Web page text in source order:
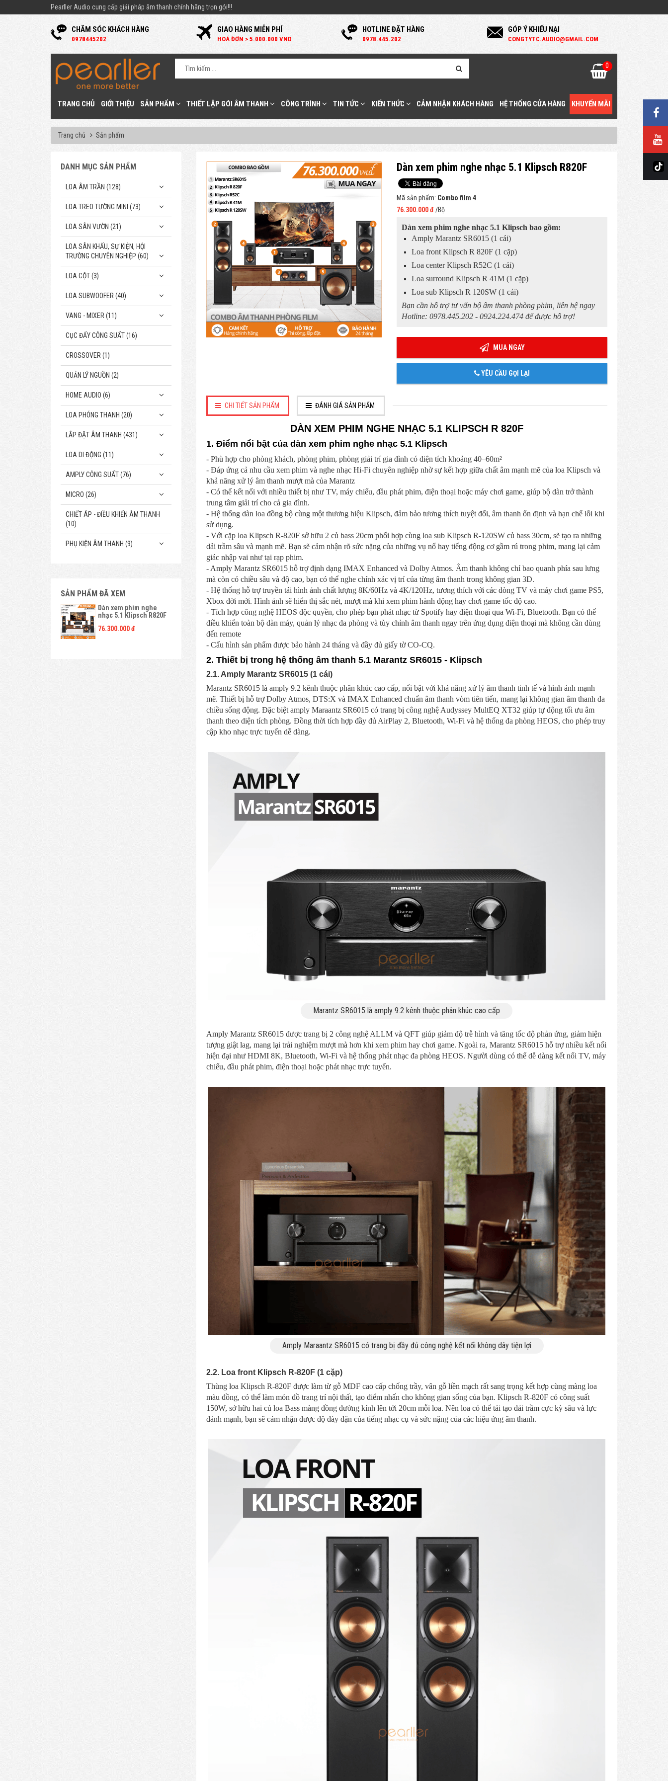
Pearller Audio cung cấp giải pháp âm thanh chính hãng trọn gói!!!
CHĂM SÓC KHÁCH HÀNG
0978445202
GIAO HÀNG MIỄN PHÍ
HOÁ ĐƠN > 5.000.000 VND
HOTLINE ĐẶT HÀNG
0978.445.202
GÓP Ý KHIẾU NẠI
CONGTYTC.AUDIO@GMAIL.COM
0
TRANG CHỦ GIỚI THIỆU SẢN PHẨM THIẾT LẬP GÓI ÂM THANH CÔNG TRÌNH TIN TỨC KIẾN THỨC CẢM NHẬN KHÁCH HÀNG HỆ THỐNG CỬA HÀNG KHUYẾN MÃI
Trang chủ Sản phẩm
Dàn xem phim nghe nhạc 5.1 Klipsch R820F
Mã sản phẩm: Combo film 4
76.300.000 đ /Bộ
Dàn xem phim nghe nhạc 5.1 Klipsch bao gồm:
Amply Marantz SR6015 (1 cái)
Loa front Klipsch R 820F (1 cặp)
Loa center Klipsch R52C (1 cái)
Loa surround Klipsch R 41M (1 cặp)
Loa sub Klipsch R 120SW (1 cái)
Bạn cần hỗ trợ tư vấn bộ âm thanh phòng phim, liên hệ ngay
Hotline: 0978.445.202 - 0924.224.474 để được hỗ trợ!
MUA NGAY
YÊU CẦU GỌI LẠI
CHI TIẾT SẢN PHẨM ĐÁNH GIÁ SẢN PHẨM
DÀN XEM PHIM NGHE NHẠC 5.1 KLIPSCH R 820F
1. Điểm nổi bật của dàn xem phim nghe nhạc 5.1 Klipsch
- Phù hợp cho phòng khách, phòng phim, phòng giải trí gia đình có diện tích khoảng 40–60m²
- Đáp ứng cả nhu cầu xem phim và nghe nhạc Hi-Fi chuyên nghiệp nhờ sự kết hợp giữa chất âm mạnh mẽ của loa Klipsch và
khả năng xử lý âm thanh mượt mà của Marantz
- Có thể kết nối với nhiều thiết bị như TV, máy chiếu, đầu phát phim, điện thoại hoặc máy chơi game, giúp bộ dàn trở thành
trung tâm giải trí cho cả gia đình.
- Hệ thống dàn loa đồng bộ cùng một thương hiệu Klipsch, đảm bảo tương thích tuyệt đối, âm thanh ổn định và hạn chế lỗi khi
sử dụng.
- Với cặp loa Klipsch R-820F sở hữu 2 củ bass 20cm phối hợp cùng loa sub Klipsch R-120SW củ bass 30cm, sẽ tạo ra những
dải trầm sâu và mạnh mẽ. Bạn sẽ cảm nhận rõ sức nặng của những vụ nổ hay tiếng động cơ gầm rú trong phim, mang lại cảm
giác nhập vai như tại rạp phim.
- Amply Marantz SR6015 hỗ trợ định dạng IMAX Enhanced và Dolby Atmos. Âm thanh không chỉ bao quanh phía sau lưng
mà còn có chiều sâu và độ cao, bạn có thể nghe chính xác vị trí của từng âm thanh trong không gian 3D.
- Hệ thống hỗ trợ truyền tải hình ảnh chất lượng 8K/60Hz và 4K/120Hz, tương thích với các dòng TV và máy chơi game PS5,
Xbox đời mới. Hình ảnh sẽ hiển thị sắc nét, mượt mà khi xem phim hành động hay chơi game tốc độ cao.
- Tích hợp công nghệ HEOS độc quyền, cho phép bạn phát nhạc từ Spotify hay điện thoại qua Wi-Fi, Bluetooth. Bạn có thể
điều khiển toàn bộ dàn máy, quản lý nhạc đa phòng và tùy chỉnh âm thanh ngay trên ứng dụng điện thoại mà không cần dùng
đến remote
- Cấu hình sản phẩm được bảo hành 24 tháng và đầy đủ giấy tờ CO-CQ.
2. Thiết bị trong hệ thống âm thanh 5.1 Marantz SR6015 - Klipsch
2.1. Amply Marantz SR6015 (1 cái)
Marantz SR6015 là amply 9.2 kênh thuộc phân khúc cao cấp, nổi bật với khả năng xử lý âm thanh tinh tế và hình ảnh mạnh
mẽ. Thiết bị hỗ trợ Dolby Atmos, DTS:X và IMAX Enhanced chuẩn âm thanh vòm tiên tiến, mang lại không gian âm thanh đa
chiều sống động. Đặc biệt amply Maraantz SR6015 có trang bị công nghệ Audyssey MultEQ XT32 giúp tự động tối ưu âm
thanh theo diện tích phòng. Đồng thời tích hợp đầy đủ AirPlay 2, Bluetooth, Wi-Fi và hệ thống đa phòng HEOS, cho phép truy
cập kho nhạc trực tuyến dễ dàng.
Marantz SR6015 là amply 9.2 kênh thuộc phân khúc cao cấp
Amply Marantz SR6015 được trang bị 2 công nghệ ALLM và QFT giúp giảm độ trễ hình và tăng tốc độ phản ứng, giảm hiện
tượng giật lag, mang lại trải nghiệm mượt mà hơn khi xem phim hay chơi game. Ngoài ra, Marantz SR6015 hỗ trợ nhiều kết nối
hiện đại như HDMI 8K, Bluetooth, Wi-Fi và hệ thống phát nhạc đa phòng HEOS. Người dùng có thể dễ dàng kết nối TV, máy
chiếu, đầu phát phim, điện thoại hoặc phát nhạc trực tuyến.
Amply Maraantz SR6015 có trang bị đầy đủ công nghệ kết nối không dây tiện lợi
2.2. Loa front Klipsch R-820F (1 cặp)
Thùng loa Klipsch R-820F được làm từ gỗ MDF cao cấp chống trầy, vân gỗ liền mạch rất sang trọng kết hợp cùng màng loa
màu đồng, có thể làm món đồ trang trí nội thất, tạo điểm nhấn cho không gian sống của bạn. Klipsch R-820F có công suất
150W, sở hữu hai củ loa Bass màng đồng đường kính lên tới 20cm mỗi loa. Nên loa có thể tái tạo dải trầm cực kỳ sâu và lực
đánh mạnh, bạn sẽ cảm nhận được độ dày dặn của tiếng nhạc cụ và sức nặng của các hiệu ứng âm thanh.
DANH MỤC SẢN PHẨM
LOA ÂM TRẦN (128)
LOA TREO TƯỜNG MINI (73)
LOA SÂN VƯỜN (21)
LOA SÂN KHẤU, SỰ KIỆN, HỘI
TRƯỜNG CHUYÊN NGHIỆP (60)
LOA CỘT (3)
LOA SUBWOOFER (40)
VANG - MIXER (11)
CỤC ĐẨY CÔNG SUẤT (16)
CROSSOVER (1)
QUẢN LÝ NGUỒN (2)
HOME AUDIO (6)
LOA PHÓNG THANH (20)
LẮP ĐẶT ÂM THANH (431)
LOA DI ĐỘNG (11)
AMPLY CÔNG SUẤT (76)
MICRO (26)
CHIẾT ÁP - ĐIỀU KHIỂN ÂM THANH
(10)
PHỤ KIỆN ÂM THANH (9)
SẢN PHẨM ĐÃ XEM
Dàn xem phim nghe
nhạc 5.1 Klipsch R820F
76.300.000 đ